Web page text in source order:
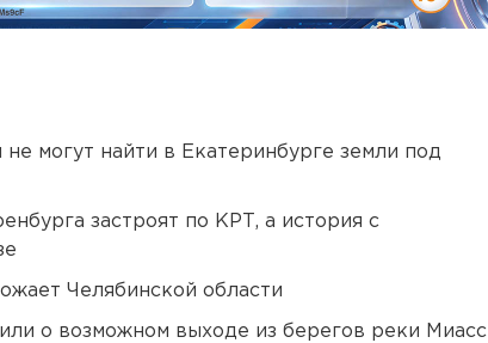
могут найти в Екатеринбурге земли под
застроят по КРТ, а история с
Челябинской области
о возможном выходе из берегов реки Миасс